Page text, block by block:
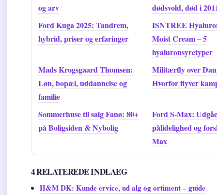
og arv
dødsvold, død i
Ford Kuga 2025: Tandrem,
hybrid, priser og erfaringer
ISNTREE
Moist Cream – 5
hyaluronsyretyper
Mads Krogsgaard Thomsen:
Løn, bopæl, uddannelse og
familie
Militærfly over
Hvorfor flyver
Sommerhuse til salg Fanø: 80+
på Boligsiden & Nybolig
Ford S-Max:
pålidelighed og
Max
4 RELATEREDE INDLAEG
H&M DK: Kunde ervice, ud alg og ortiment – guide